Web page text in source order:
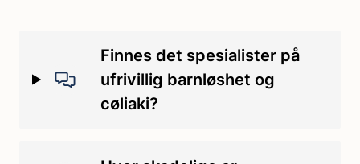
Grunnstønad Hveteallergi
Hvetestivelse
Håndtering
Ikke-cøliakisk glutensensitivitet
Ingredienser
Irritabel tarmsyndrom
Kontaminering
Finnes det spesialister på
ufrivillig barnløshet og
cøliaki?